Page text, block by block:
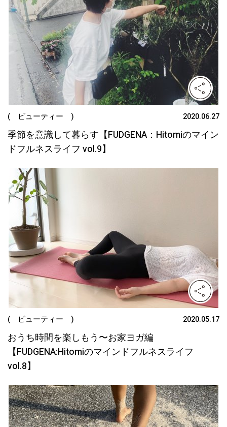
( ビューティー ) 2020.06.27
季節を意識して暮らす【FUDGENA：Hitomiのマイン
ドフルネスライフ vol.9】
( ビューティー ) 2020.05.17
おうち時間を楽しもう〜お家ヨガ編
【FUDGENA:Hitomiのマインドフルネスライフ
vol.8】